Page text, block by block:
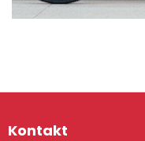
Zápatí
Kontakt